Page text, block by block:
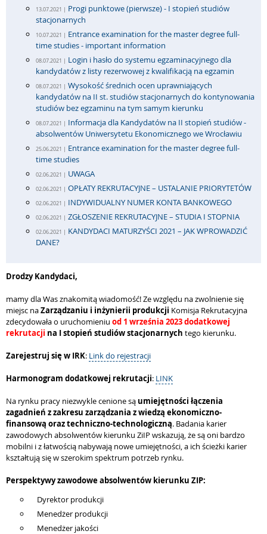
13.07.2021 | Progi punktowe (pierwsze) - I stopień studiów
stacjonarnych
10.07.2021 | Entrance examination for the master degree full-
time studies - important information
08.07.2021 | Login i hasło do systemu egzaminacyjnego dla
kandydatów z listy rezerwowej z kwalifikacją na egzamin
08.07.2021 | Wysokość średnich ocen uprawniających
kandydatów na II st. studiów stacjonarnych do kontynowania
studiów bez egzaminu na tym samym kierunku
08.07.2021 | Informacja dla Kandydatów na II stopień studiów -
absolwentów Uniwersytetu Ekonomicznego we Wrocławiu
25.06.2021 | Entrance examination for the master degree full-
time studies
02.06.2021 | UWAGA
02.06.2021 | OPŁATY REKRUTACYJNE – USTALANIE PRIORYTETÓW
02.06.2021 | INDYWIDUALNY NUMER KONTA BANKOWEGO
02.06.2021 | ZGŁOSZENIE REKRUTACYJNE – STUDIA I STOPNIA
02.06.2021 | KANDYDACI MATURZYŚCI 2021 – JAK WPROWADZIĆ
DANE?
Drodzy Kandydaci,
mamy dla Was znakomitą wiadomość! Ze względu na zwolnienie się
miejsc naZarządzaniu i inżynierii produkcji Komisja Rekrutacyjna
zdecydowała o uruchomieniu od 1 września 2023 dodatkowej
rekrutacji na I stopień studiów stacjonarnych tego kierunku.
Zarejestruj się w IRK: Link do rejestracji
Harmonogram dodatkowej rekrutacji: LINK
Na rynku pracy niezwykle cenione są umiejętności łączenia
zagadnień z zakresu zarządzania z wiedzą ekonomiczno-
finansową oraz techniczno-technologiczną. Badania karier
zawodowych absolwentów kierunku ZiIP wskazują, że są oni bardzo
mobilni i z łatwością nabywają nowe umiejętności, a ich ścieżki karier
kształtują się w szerokim spektrum potrzeb rynku.
Perspektywy zawodowe absolwentów kierunku ZIP:
Dyrektor produkcji
Menedżer produkcji
Menedżer jakości